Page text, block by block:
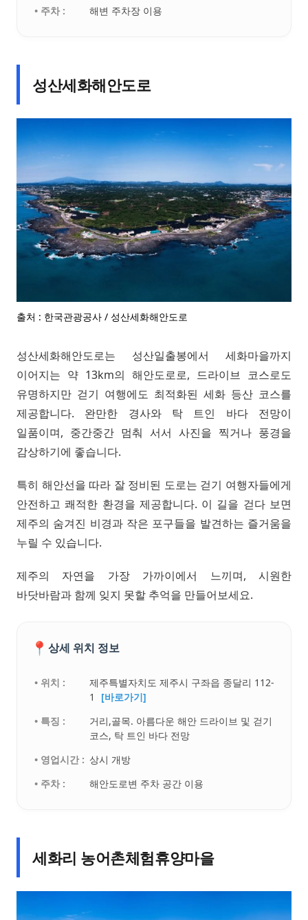
• 주차 :
해변 주차장 이용
성산세화해안도로
출처 : 한국관광공사 / 성산세화해안도로
성산세화해안도로는 성산일출봉에서 세화마을까지
이어지는 약 13km의 해안도로로, 드라이브 코스로도
유명하지만 걷기 여행에도 최적화된 세화 등산 코스를
제공합니다. 완만한 경사와 탁 트인 바다 전망이
일품이며, 중간중간 멈춰 서서 사진을 찍거나 풍경을
감상하기에 좋습니다.
특히 해안선을 따라 잘 정비된 도로는 걷기 여행자들에게
안전하고 쾌적한 환경을 제공합니다. 이 길을 걷다 보면
제주의 숨겨진 비경과 작은 포구들을 발견하는 즐거움을
누릴 수 있습니다.
제주의 자연을 가장 가까이에서 느끼며, 시원한
바닷바람과 함께 잊지 못할 추억을 만들어보세요.
📍 상세 위치 정보
• 위치 :
제주특별자치도 제주시 구좌읍 종달리 112-
1
[바로가기]
• 특징 :
거리,골목. 아름다운 해안 드라이브 및 걷기
코스, 탁 트인 바다 전망
• 영업시간 : 상시 개방
• 주차 :
해안도로변 주차 공간 이용
세화리 농어촌체험휴양마을